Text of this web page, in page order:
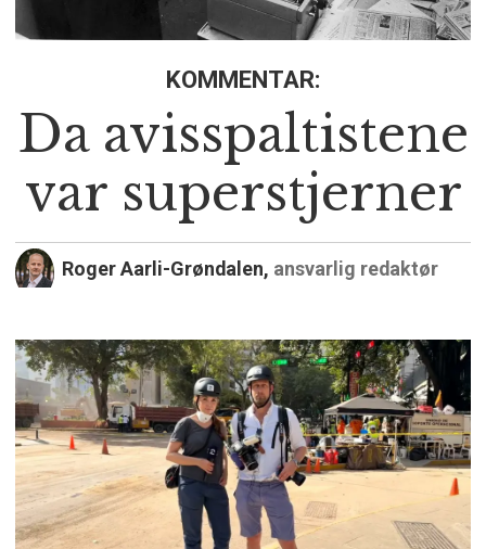
KOMMENTAR:
Da avisspaltistene
var superstjerner
Roger Aarli-Grøndalen, ansvarlig redaktør